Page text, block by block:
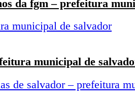
da fgm – prefeitura
municipal de